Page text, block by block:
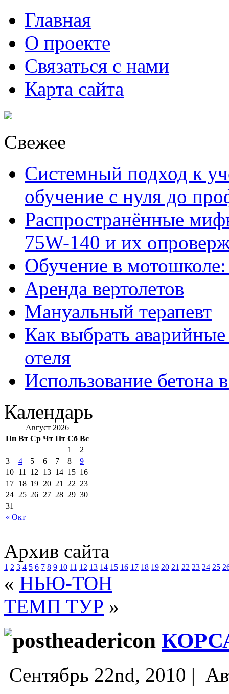
Главная
О проекте
Связаться с нами
Карта сайта
Свежее
Системный подход к
обучение с нуля до
Распространённые
75W-140 и их
Обучение в
Аренда вертолетов
Мануальный терапевт
Как выбрать
отеля
Использование бетона
Календарь
Август 2026
Пн Вт Ср Чт Пт Сб Вс
« Окт
1
2
3
4 5 6 7 8
9
10 11 12 13 14 15 16
17 18 19 20 21 22 23
24 25 26 27 28 29 30
31
Архив сайта
1 2 3 4 5 6 7 8 9 10 11 12 13 14 15 16 17 18 19 20 21 22 23 24 25
« НЬЮ-ТОН
ТЕМП ТУР »
Сентябрь 22nd, 2010 |